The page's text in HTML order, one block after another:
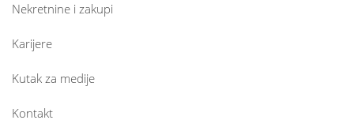
Nekretnine i zakupi
Karijere
Kutak za medije
Kontakt